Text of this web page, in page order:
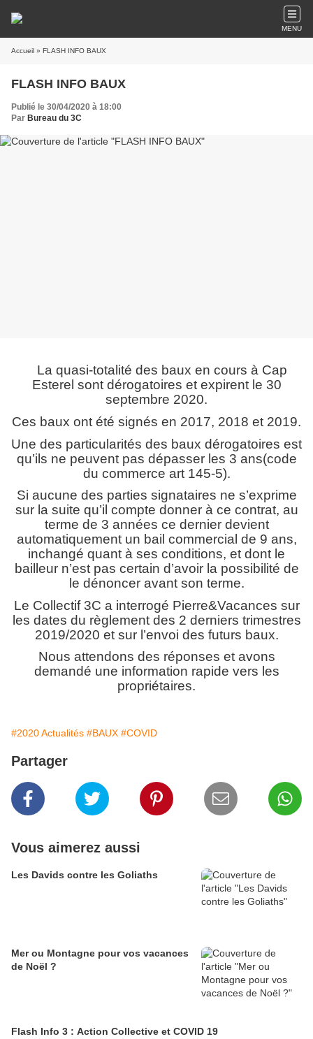
MENU
Accueil » FLASH INFO BAUX
FLASH INFO BAUX
Publié le 30/04/2020 à 18:00
Par Bureau du 3C
La quasi-totalité des baux en cours à Cap
Esterel sont dérogatoires et expirent le 30
septembre 2020.
Ces baux ont été signés en 2017, 2018 et 2019.
Une des particularités des baux dérogatoires est
qu’ils ne peuvent pas dépasser les 3 ans(code
du commerce art 145-5).
Si aucune des parties signataires ne s’exprime
sur la suite qu’il compte donner à ce contrat, au
terme de 3 années ce dernier devient
automatiquement un bail commercial de 9 ans,
inchangé quant à ses conditions, et dont le
bailleur n’est pas certain d’avoir la possibilité de
le dénoncer avant son terme.
Le Collectif 3C a interrogé Pierre&Vacances sur
les dates du règlement des 2 derniers trimestres
2019/2020 et sur l’envoi des futurs baux.
Nous attendons des réponses et avons
demandé une information rapide vers les
propriétaires.
#2020 Actualités #BAUX #COVID
Partager
Vous aimerez aussi
Les Davids contre les Goliaths
Mer ou Montagne pour vos vacances
de Noël ?
Flash Info 3 : Action Collective et COVID 19